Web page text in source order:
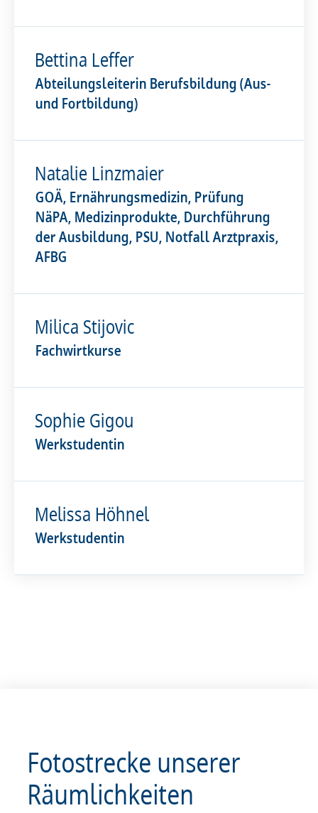
Bettina Leffer
Abteilungsleiterin Berufsbildung (Aus-
und Fortbildung)
Natalie Linzmaier
GOÄ, Ernährungsmedizin, Prüfung
NäPA, Medizinprodukte, Durchführung
der Ausbildung, PSU, Notfall Arztpraxis,
AFBG
Milica Stijovic
Fachwirtkurse
Sophie Gigou
Werkstudentin
Melissa Höhnel
Werkstudentin
Fotostrecke unserer
Räumlichkeiten